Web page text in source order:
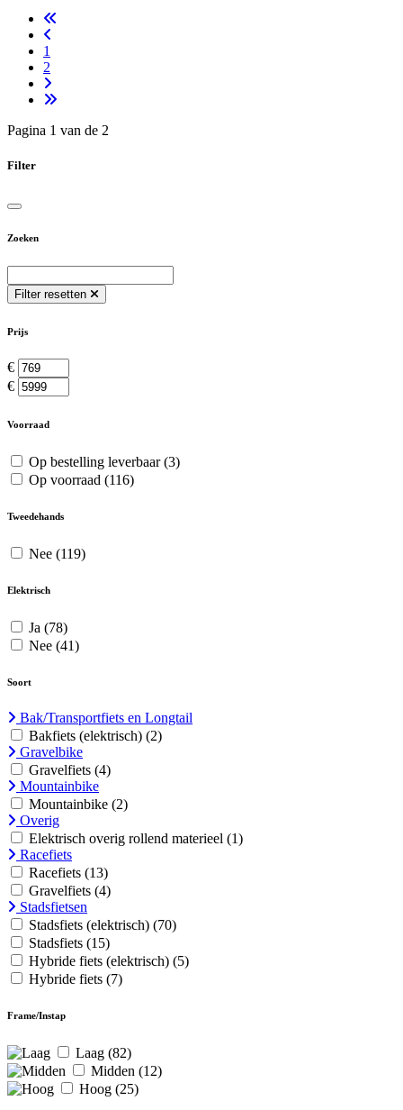
1
2
Pagina 1 van de 2
Filter
Zoeken
Filter resetten
Prijs
€
€
Voorraad
Op bestelling leverbaar(3)
Op voorraad (116)
Tweedehands
Nee (119)
Elektrisch
Ja (78)
Nee (41)
Soort
Bak/Transportfiets en Longtail
Bakfiets (elektrisch) (2)
Gravelbike
Gravelfiets (4)
Mountainbike
Mountainbike (2)
Overig
Elektrisch overig rollend materieel (1)
Racefiets
Racefiets (13)
Gravelfiets (4)
Stadsfietsen
Stadsfiets (elektrisch) (70)
Stadsfiets (15)
Hybride fiets (elektrisch) (5)
Hybride fiets (7)
Frame/Instap
Laag (82)
Midden (12)
Hoog (25)